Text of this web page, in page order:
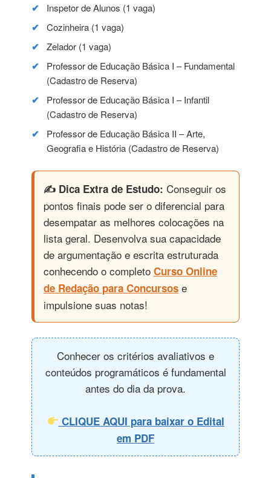
Inspetor de Alunos (1 vaga)
Cozinheira (1 vaga)
Zelador (1 vaga)
Professor de Educação Básica I – Fundamental
(Cadastro de Reserva)
Professor de Educação Básica I – Infantil
(Cadastro de Reserva)
Professor de Educação Básica II – Arte,
Geografia e História (Cadastro de Reserva)
✍️ Dica Extra de Estudo: Conseguir os
pontos finais pode ser o diferencial para
desempatar as melhores colocações na
lista geral. Desenvolva sua capacidade
de argumentação e escrita estruturada
conhecendo o completo Curso Online
de Redação para Concursos e
impulsione suas notas!
Conhecer os critérios avaliativos e
conteúdos programáticos é fundamental
antes do dia da prova.
CLIQUE AQUI para baixar o Edital
em PDF